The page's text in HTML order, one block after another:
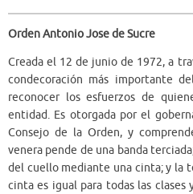
Orden Antonio Jose de Sucre
Creada el 12 de junio de 1972, a
condecoración más importante
reconocer los esfuerzos de
entidad. Es otorgada por el
Consejo de la Orden, y
venera pende de una banda
del cuello mediante una cinta; y la
cinta es igual para todas las clases